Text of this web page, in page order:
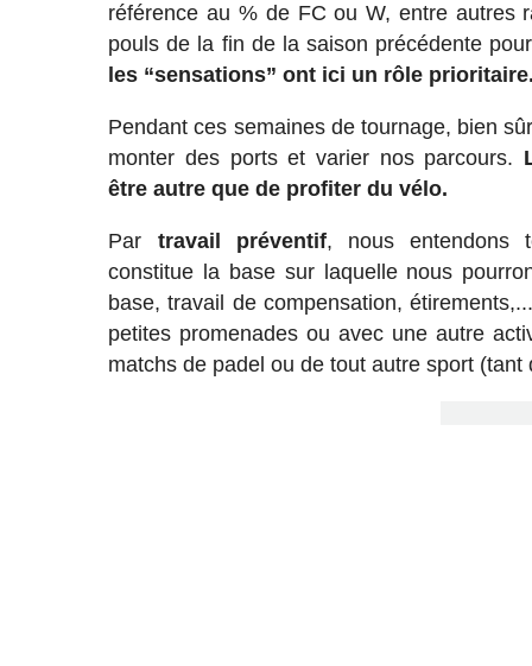
référence au % de FC ou W, entre autres
pouls de la fin de la saison précédente
les “sensations” ont ici un rôle
Pendant ces semaines de tournage, bien
monter des ports et varier nos parcours.
être autre que de profiter du vélo.
Par travail préventif, nous entendons
constitue la base sur laquelle nous
base, travail de compensation,
petites promenades ou avec une autre
matchs de padel ou de tout autre sport